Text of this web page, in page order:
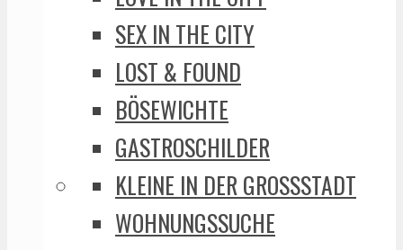
SEX IN THE CITY
LOST & FOUND
BÖSEWICHTE
GASTROSCHILDER
KLEINE IN DER GROSSSTADT
WOHNUNGSSUCHE